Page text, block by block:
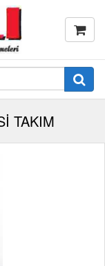
TAKIM